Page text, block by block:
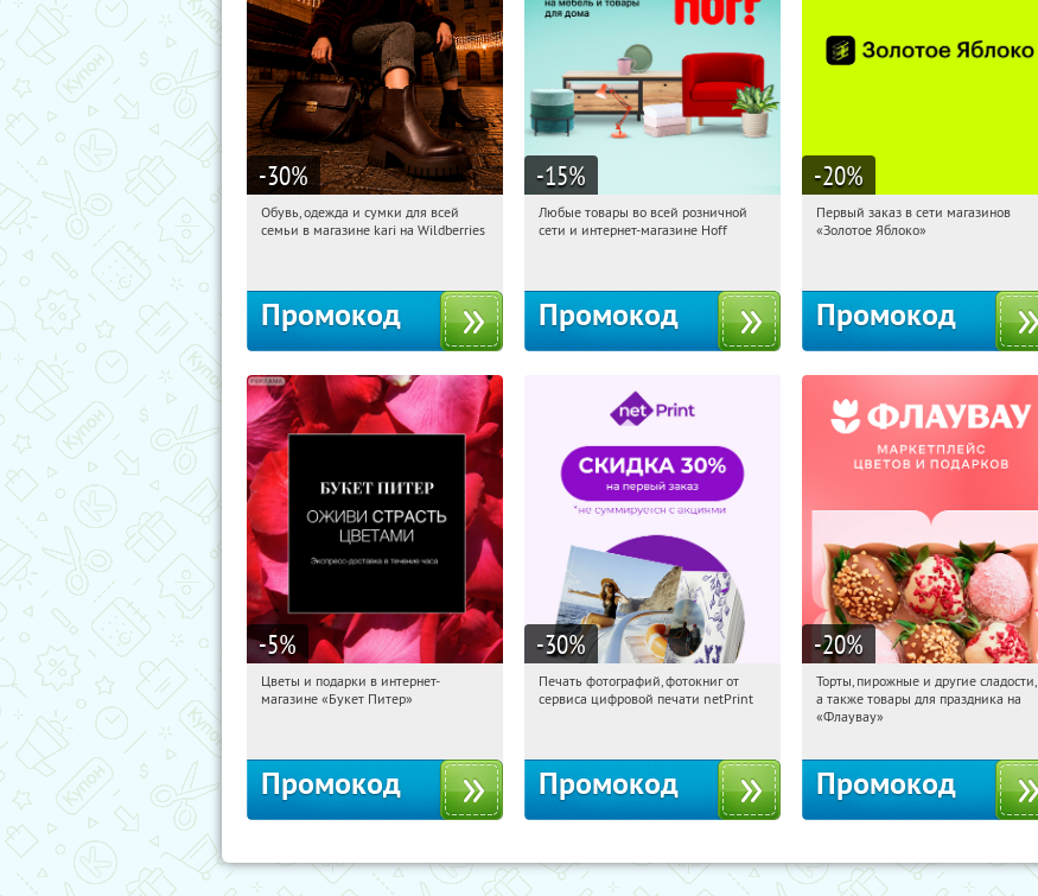
-30%
09:52:20 Получили:
Обувь, одежда и сумки для всей
семьи в магазине kari на Wildberries
Промокод
-15%
09:52:20 Получили:
Любые товары во всей розничной
сети и интернет-магазине Hoff
Промокод
-20%
09:52:20
Получи первым!
Первый заказ в сети магазинов
«Золотое Яблоко»
Промокод
-5%
09:52:20
Получи первым!
Цветы и подарки в интернет-
магазине «Букет Питер»
Промокод
-30%
09:52:20 Получили:
Печать фотографий, фотокниг от
сервиса цифровой печати netPrint
Промокод
-20%
09:52:20 Получили:
Россия
Торты, пирожные и другие сладости,
а также товары для праздника на
«Флаувау»
Промокод